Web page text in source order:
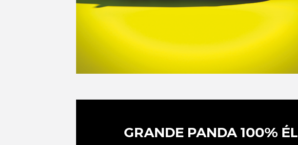
GRANDE PANDA 100%